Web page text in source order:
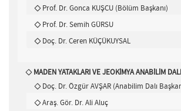
Prof. Dr. Gonca KUŞCU (Bölüm Başkanı)
Prof. Dr. Semih GÜRSU
Doç. Dr. Ceren KÜÇÜKUYSAL
MADEN YATAKLARI VE JEOKİMYA ANABİLİM DALI
Doç. Dr. Özgür AVŞAR (Anabilim Dalı
Araş. Gör. Dr. Ali Aluç